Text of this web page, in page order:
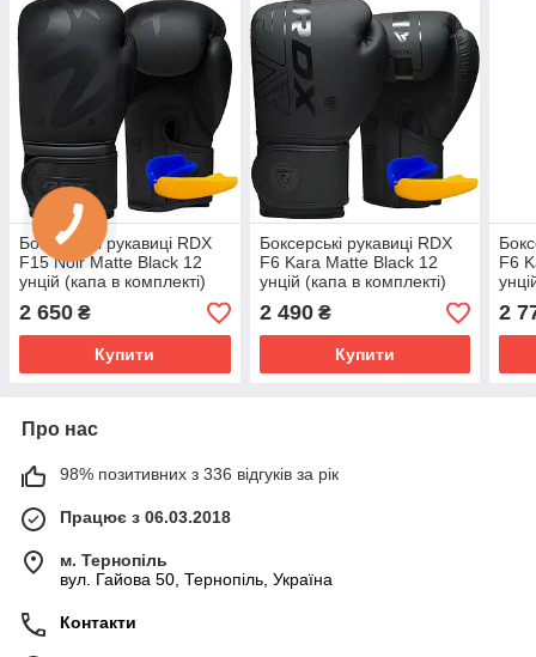
Боксерські рукавиці RDX
F15 Noir Matte Black 12
унцій (капа в комплекті)
2 650 ₴
Купити
Боксерські рукавиці RDX
F6 Kara Matte Black 12
унцій (капа в комплекті)
2 490₴
Купити
F6
2
Про нас
98% позитивних з 336 відгуків за рік
Працює з 06.03.2018
м. Тернопіль
вул. Гайова 50, Тернопіль, Україна
Контакти